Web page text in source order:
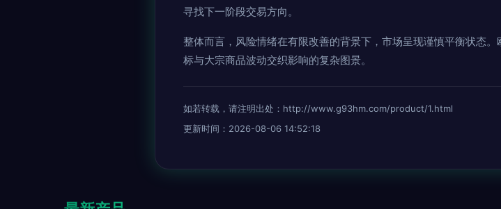
寻找下一阶段交易方向。
整体而言，风险情绪在有限改善的背景下，市场呈现谨慎平衡状态
标与大宗商品波动交织影响的复杂图景。
如若转载，请注明出处：http://www.g93hm.com/product/1.html
更新时间：2026-08-06 14:52:18